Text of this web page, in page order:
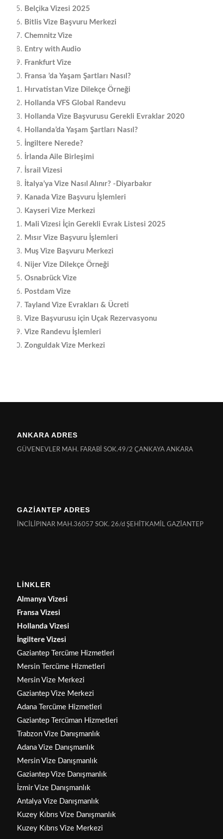
Belçika Vizesi 2025
Bitlis Vize Başvuru Merkezi
Chemnitz Vize
Entry with Audio
Frankfurt Vize
Fransa ’da Yaşam Şartları Nasıl?
Hırvatistan Vize Dilekçe Örneği
Hollanda VFS Global Randevu
Hollanda Vize Başvurusu Gerekli Evraklar 2020
Hollanda’da Yaşam Şartları Nasıl?
İngiltere Nerede?
İrlanda Aile Birleşimi
İsrail Vizesi
İtalya’ya Vize Nasıl Alınır? -Diyarbakır
Kanada Vize Başvuru İşlemleri
Kayseri Vize Merkezi
Mali Vizesi İçin Gerekli Evrak Listesi 2025
Mısır Vize Başvuru İşlemleri
Muş Vize Başvuru Merkezi
Nijer Vize Dilekçe Örneği
Osnabrück Vize
Postdam Vize
Tayland Vize Evrakları & Ücreti
Vize Başvurusu için Uçak Rezervasyonu
Vize Randevu İşlemleri
Zonguldak Vize Merkezi
ANKARA ADRES
GÜVENEVLER MAH. FARABİ SOK.49/2 ÇANKAYA ANKARA
GAZİANTEP ADRES
İNCİLİPINAR MAH.36057 SOK. 26/d ŞEHİTKAMİL GAZİANTEP
LİNKLER
Almanya Vizesi
Fransa Vizesi
Hollanda Vizesi
İngiltere Vizesi
Gaziantep Tercüme Hizmetleri
Mersin Tercüme Hizmetleri
Mersin Vize Merkezi
Gaziantep Vize Merkezi
Adana Tercüme Hizmetleri
Gaziantep Tercüman Hizmetleri
Trabzon Vize Danışmanlık
Adana Vize Danışmanlık
Mersin Vize Danışmanlık
Gaziantep Vize Danışmanlık
İzmir Vize Danışmanlık
Antalya Vize Danışmanlık
Kuzey Kıbrıs Vize Danışmanlık
Kuzey Kıbrıs Vize Merkezi